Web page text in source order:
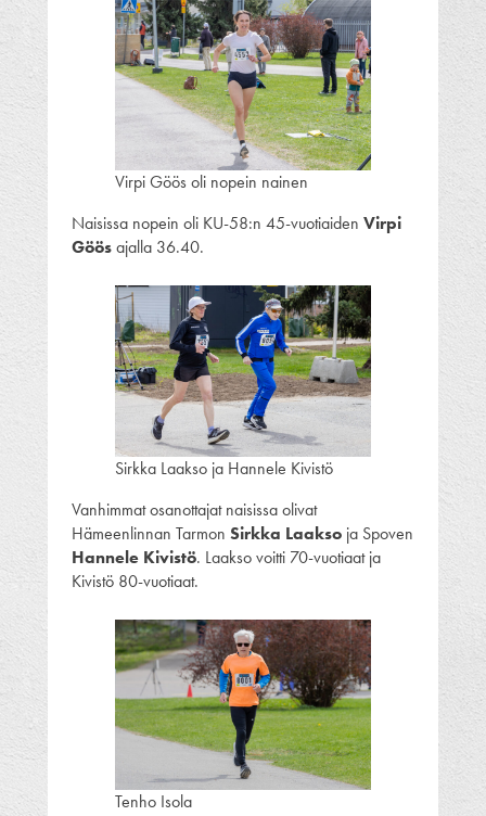
Virpi Göös oli nopein nainen
Naisissa nopein oli KU-58:n 45-vuotiaiden Virpi
Göösajalla 36.40.
Sirkka Laakso ja Hannele Kivistö
Vanhimmat osanottajat naisissa olivat
Hämeenlinnan Tarmon Sirkka Laakso ja Spoven
Hannele Kivistö. Laakso voitti 70-vuotiaat ja
Kivistö 80-vuotiaat.
Tenho Isola